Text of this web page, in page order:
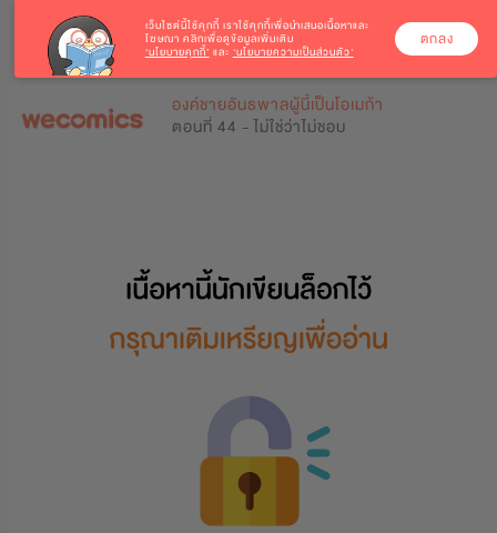
องค์ชายอันธพาลผู้นี้เป็นโอเมก้า
ตอนที่ 44 - ไม่ใช่ว่าไม่ชอบ
เว็บไซต์นี้ใช้คุกกี้ เราใช้คุกกี้เพื่อนำเสนอเนื้อหาและ
โฆษณา คลิกเพื่อดูข้อมูลเพิ่มเติม
‘นโยบายคุกกี้’ และ ‘นโยบายความเป็นส่วนตัว’
ตกลง